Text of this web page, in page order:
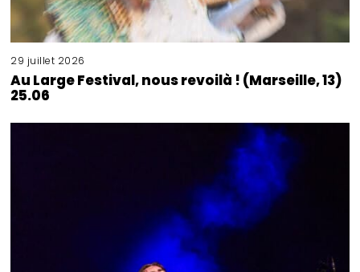
29 juillet 2026
Au Large Festival, nous revoilà ! (Marseille, 13)
25.06